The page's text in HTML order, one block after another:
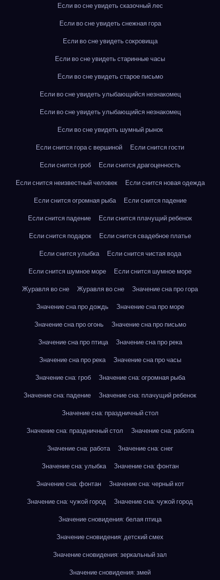
Если во сне увидеть сказочный лес
Если во сне увидеть снежная гора
Если во сне увидеть сокровища
Если во сне увидеть старинные часы
Если во сне увидеть старое письмо
Если во сне увидеть улыбающийся незнакомец
Если во сне увидеть улыбающийся незнакомец
Если во сне увидеть шумный рынок
Если снится гора с вершиной
Если снится гости
Если снится гроб
Если снится драгоценность
Если снится неизвестный человек
Если снится новая одежда
Если снится огромная рыба
Если снится падение
Если снится падение
Если снится плачущий ребенок
Если снится подарок
Если снится свадебное платье
Если снится улыбка
Если снится чистая вода
Если снится шумное море
Если снится шумное море
Журавля во сне
Журавля во сне
Значение сна про гора
Значение сна про дождь
Значение сна про море
Значение сна про огонь
Значение сна про письмо
Значение сна про птица
Значение сна про река
Значение сна про река
Значение сна про часы
Значение сна: гроб
Значение сна: огромная рыба
Значение сна: падение
Значение сна: плачущий ребенок
Значение сна: праздничный стол
Значение сна: праздничный стол
Значение сна: работа
Значение сна: работа
Значение сна: снег
Значение сна: улыбка
Значение сна: фонтан
Значение сна: фонтан
Значение сна: черный кот
Значение сна: чужой город
Значение сна: чужой город
Значение сновидения: белая птица
Значение сновидения: детский смех
Значение сновидения: зеркальный зал
Значение сновидения: змей